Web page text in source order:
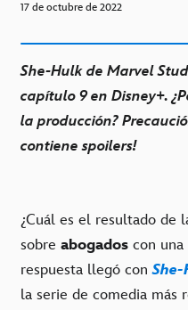
17 de octubre de 2022
She-Hulk de Marvel
capítulo 9 en Disney+.
la producción?
contiene spoilers!
¿Cuál es el resultado de
sobre abogados con una
respuesta llegó con
la serie de comedia más